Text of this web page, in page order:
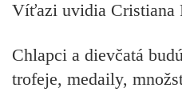
Víťazi uvidia Cristiana
Chlapci a dievčatá
trofeje, medaily,